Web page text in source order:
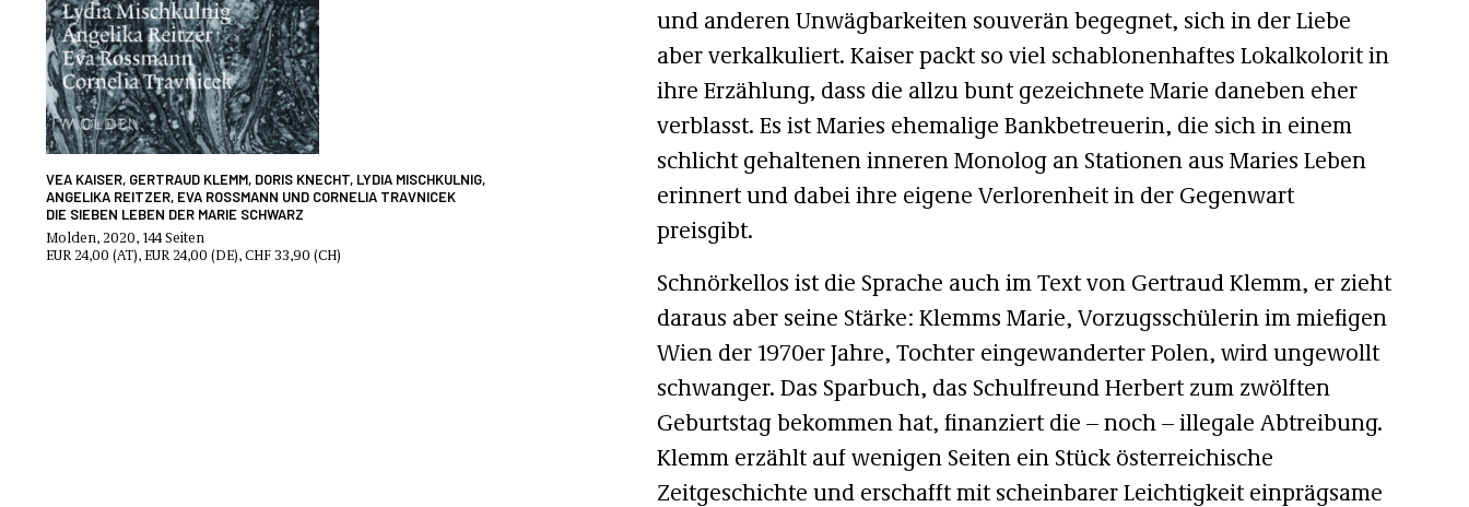
VEA KAISER, GERTRAUD KLEMM, DORIS KNECHT, LYDIA MISCHKULNIG,
ANGELIKA REITZER, EVA ROSSMANN UND CORNELIA TRAVNICEK
DIE SIEBEN LEBEN DER MARIE SCHWARZ
Molden, 2020, 144 Seiten
EUR 24,00 (AT), EUR 24,00 (DE), CHF 33,90 (CH)
und anderen Unwägbarkeiten souverän begegnet, sich in der Liebe
aber verkalkuliert. Kaiser packt so viel schablonenhaftes Lokalkolorit in
ihre Erzählung, dass die allzu bunt gezeichnete Marie daneben eher
verblasst. Es ist Maries ehemalige Bankbetreuerin, die sich in einem
schlicht gehaltenen inneren Monolog an Stationen aus Maries Leben
erinnert und dabei ihre eigene Verlorenheit in der Gegenwart
preisgibt.
Schnörkellos ist die Sprache auch im Text von Gertraud Klemm, er zieht
daraus aber seine Stärke: Klemms Marie, Vorzugsschülerin im miefigen
Wien der 1970er Jahre, Tochter eingewanderter Polen, wird ungewollt
schwanger. Das Sparbuch, das Schulfreund Herbert zum zwölften
Geburtstag bekommen hat, finanziert die – noch – illegale Abtreibung.
Klemm erzählt auf wenigen Seiten ein Stück österreichische
Zeitgeschichte und erschafft mit scheinbarer Leichtigkeit einprägsame